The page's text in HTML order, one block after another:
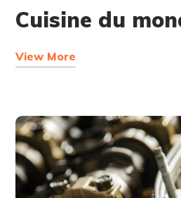
Cuisine du
View More